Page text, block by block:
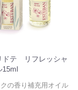
ドテ リフレッシャ
15ml
の香り補充用オイル